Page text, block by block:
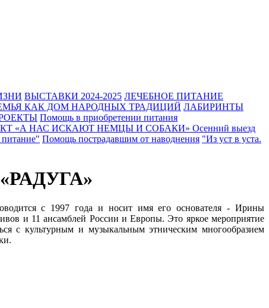
ВЫСТАВКИ 2024-2025 ЛЕЧЕБНОЕ ПИТАНИЕ
КАК ДОМ НАРОДНЫХ ТРАДИЦИЙ ЛАБИРИНТЫ
Помощь в приобретении питания
«А НАС ИСКАЮТ НЕМЦЫ И СОБАКИ» Осенний выезд
Помощь пострадавшим от наводнения "Из уст в уста.
с 1997 года и носит имя его основателя - Ирины
и 11 ансамблей России и Европы. Это яркое мероприятие
с культурным и музыкальным этническим многообразием